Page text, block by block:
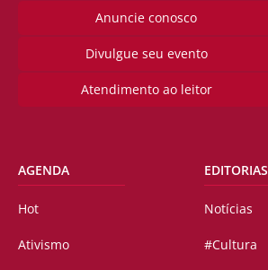
Anuncie conosco
Divulgue seu evento
Atendimento ao leitor
AGENDA
Hot
Ativismo
EDITORIAS
Notícias
#Cultura